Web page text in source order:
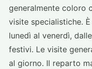
generalmente coloro
visite specialistiche.
lunedì al venerdì,
festivi. Le visite
al giorno. Il reparto